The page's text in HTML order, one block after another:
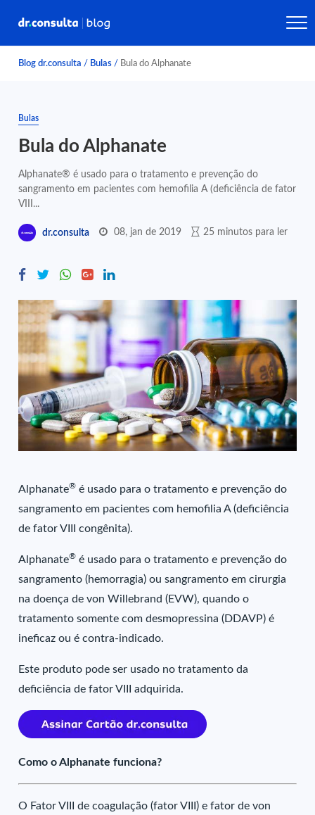
Blog dr.consulta / Bulas / Bula do Alphanate
Bulas
Bula do Alphanate
Alphanate® é usado para o tratamento e prevenção do
sangramento em pacientes com hemofilia A (deficiência de fator
VIII...
dr.consulta 08, jan de 2019 25 minutos para ler
Alphanate® é usado para o tratamento e prevenção do
sangramento em pacientes com hemofilia A (deficiência
de fator VIII congênita).
Alphanate® é usado para o tratamento e prevenção do
sangramento (hemorragia) ou sangramento em cirurgia
na doença de von Willebrand (EVW), quando o
tratamento somente com desmopressina (DDAVP) é
ineficaz ou é contra-indicado.
Este produto pode ser usado no tratamento da
deficiência de fator VIII adquirida.
Como o Alphanate funciona?
O Fator VIII de coagulação (fator VIII) e fator de von